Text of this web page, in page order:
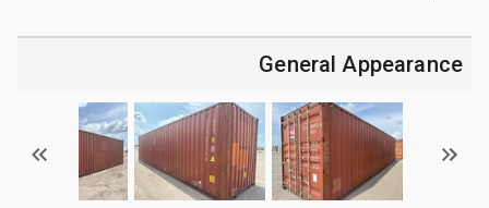
General Appearance